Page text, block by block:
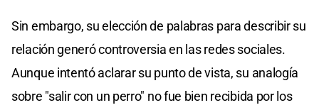
Sin embargo, su elección de palabras para describir su
relación generó controversia en las redes sociales.
Aunque intentó aclarar su punto de vista, su analogía
sobre "salir con un perro" no fue bien recibida por los